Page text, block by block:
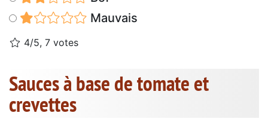
Mauvais
4/5, 7 votes
Sauces à base de tomate et
crevettes